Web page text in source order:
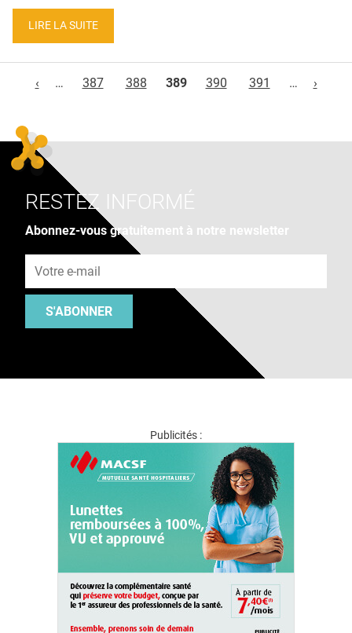
LIRE LA SUITE
‹
… 387 388 389 390 391 … ›
RESTEZ INFORMÉ
Abonnez-vous gratuitement à notre newsletter
S'ABONNER
Publicités :